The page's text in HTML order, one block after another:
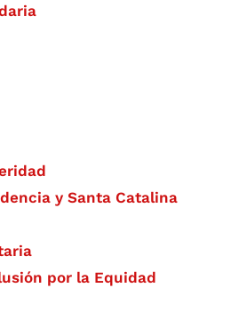
y Santa Catalina
por la Equidad